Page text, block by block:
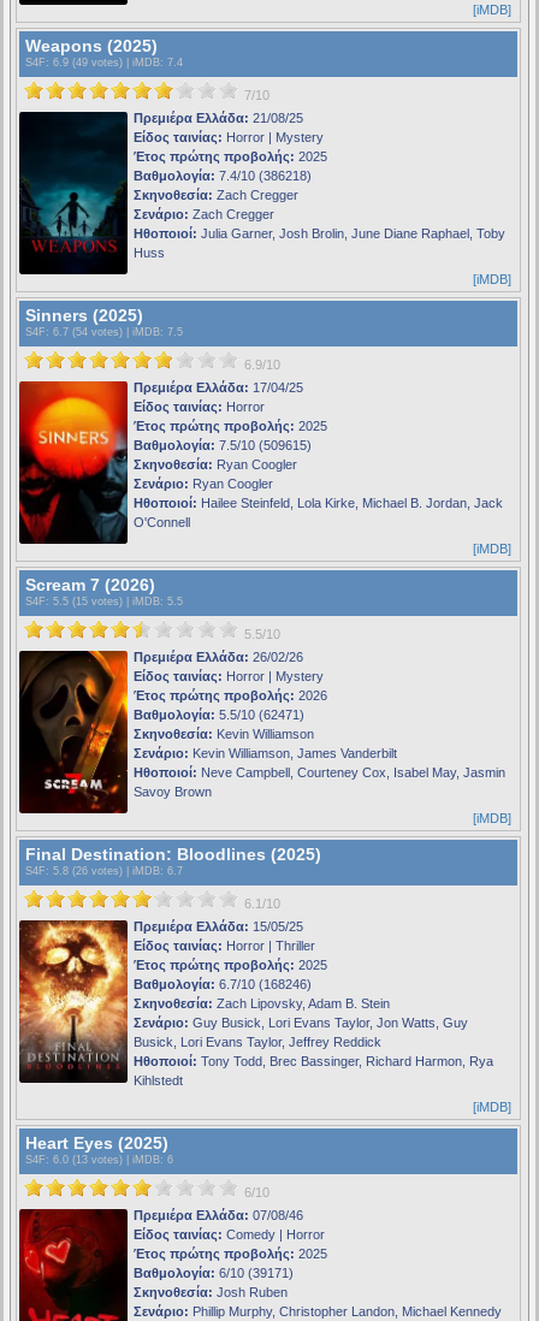
[iMDB]
Weapons (2025)
S4F : 6.9 (49 votes) | iMDB: 7.4
7/10
Πρεμιέρα Ελλάδα: 21/08/25
Είδος ταινίας: Horror | Mystery
Έτος πρώτης προβολής: 2025
Βαθμολογία: 7.4/10 (386218)
Σκηνοθεσία: Zach Cregger
Σενάριο: Zach Cregger
Ηθοποιοί: Julia Garner, Josh Brolin, June Diane Raphael, Toby
Huss
[iMDB]
Sinners (2025)
S4F : 6.7 (54 votes) | iMDB: 7.5
6.9/10
Πρεμιέρα Ελλάδα: 17/04/25
Είδος ταινίας: Horror
Έτος πρώτης προβολής: 2025
Βαθμολογία: 7.5/10 (509615)
Σκηνοθεσία: Ryan Coogler
Σενάριο: Ryan Coogler
Ηθοποιοί: Hailee Steinfeld, Lola Kirke, Michael B. Jordan, Jack
O'Connell
[iMDB]
Scream 7 (2026)
S4F : 5.5 (15 votes) | iMDB: 5.5
5.5/10
Πρεμιέρα Ελλάδα: 26/02/26
Είδος ταινίας: Horror | Mystery
Έτος πρώτης προβολής: 2026
Βαθμολογία: 5.5/10 (62471)
Σκηνοθεσία: Kevin Williamson
Σενάριο: Kevin Williamson, James Vanderbilt
Ηθοποιοί: Neve Campbell, Courteney Cox, Isabel May, Jasmin
Savoy Brown
[iMDB]
Final Destination: Bloodlines (2025)
S4F : 5.8 (26 votes) | iMDB: 6.7
6.1/10
Πρεμιέρα Ελλάδα: 15/05/25
Είδος ταινίας: Horror | Thriller
Έτος πρώτης προβολής: 2025
Βαθμολογία: 6.7/10 (168246)
Σκηνοθεσία: Zach Lipovsky, Adam B. Stein
Σενάριο: Guy Busick, Lori Evans Taylor, Jon Watts, Guy
Busick, Lori Evans Taylor, Jeffrey Reddick
Ηθοποιοί: Tony Todd, Brec Bassinger, Richard Harmon, Rya
Kihlstedt
[iMDB]
Heart Eyes (2025)
S4F : 6.0 (13 votes) | iMDB: 6
6/10
Πρεμιέρα Ελλάδα: 07/08/46
Είδος ταινίας: Comedy | Horror
Έτος πρώτης προβολής: 2025
Βαθμολογία: 6/10 (39171)
Σκηνοθεσία: Josh Ruben
Σενάριο: Phillip Murphy, Christopher Landon, Michael Kennedy